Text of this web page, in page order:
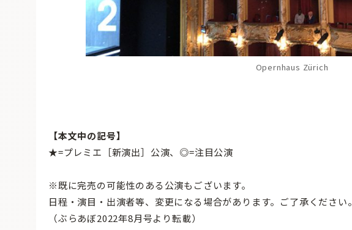
Opernhaus Zürich
【本文中の記号】
★=プレミエ［新演出］公演、◎=注目公演
※既に完売の可能性のある公演もございます。
日程・演目・出演者等、変更になる場合があります。ご了承ください。
（ぶらあぼ2022年8月号より転載）